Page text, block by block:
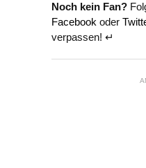
Noch kein Fan?
Facebook oder
verpassen! ↵